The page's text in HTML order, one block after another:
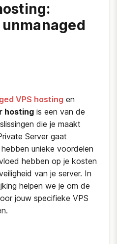
VPS hosting en
hosting is een van de
die je maakt
Server gaat
unieke voordelen
hebben op je kosten
van je server. In
helpen we je om de
jouw specifieke VPS